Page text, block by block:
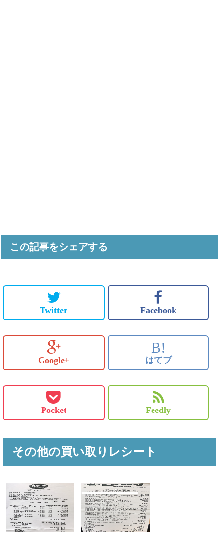
この記事をシェアする
Twitter Facebook
Google+
B!
はてブ
Pocket Feedly
その他の買い取りレシート